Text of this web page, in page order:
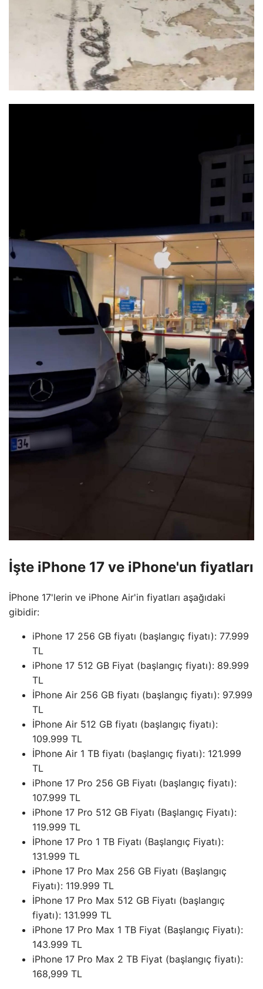
İşte iPhone 17 ve iPhone'un fiyatları
İPhone 17'lerin ve iPhone Air'in fiyatları aşağıdaki
gibidir:
iPhone 17 256 GB fiyatı (başlangıç ​​fiyatı): 77.999
TL
iPhone 17 512 GB Fiyat (başlangıç ​​fiyatı): 89.999
TL
İPhone Air 256 GB fiyatı (başlangıç ​​fiyatı): 97.999
TL
İPhone Air 512 GB fiyatı (başlangıç ​​fiyatı):
109.999 TL
İPhone Air 1 TB fiyatı (başlangıç ​​fiyatı): 121.999
TL
iPhone 17 Pro 256 GB Fiyatı (başlangıç ​​fiyatı):
107.999 TL
iPhone 17 Pro 512 GB Fiyatı (Başlangıç ​​Fiyatı):
119.999 TL
İPhone 17 Pro 1 TB Fiyatı (Başlangıç ​​Fiyatı):
131.999 TL
iPhone 17 Pro Max 256 GB Fiyatı (Başlangıç ​​
Fiyatı): 119.999 TL
İPhone 17 Pro Max 512 GB Fiyatı (başlangıç ​​
fiyatı): 131.999 TL
iPhone 17 Pro Max 1 TB Fiyat (Başlangıç ​​Fiyatı):
143.999 TL
iPhone 17 Pro Max 2 TB Fiyat (başlangıç ​​fiyatı):
168,999 TL